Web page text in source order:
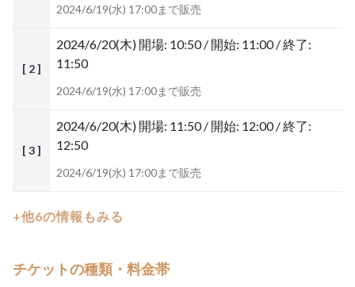
2024/6/19(水) 17:00まで販売
[ 2 ]
2024/6/20(木) 開場: 10:50 / 開始: 11:00 / 終了:
11:50
2024/6/19(水) 17:00まで販売
[ 3 ]
2024/6/20(木) 開場: 11:50 / 開始: 12:00 / 終了:
12:50
2024/6/19(水) 17:00まで販売
+他6の情報もみる
チケットの種類・料金帯